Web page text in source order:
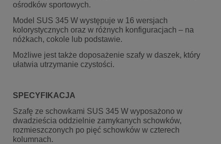
ośrodków sportowych.
Model SUS 345 W występuje w 16 wersjach
kolorystycznych oraz w różnych konfiguracjach – na
nóżkach, cokole lub podstawie.
Możliwe jest także doposażenie szafy w daszek, który
ułatwia utrzymanie czystości.
SPECYFIKACJA
Szafę ze schowkami SUS 345 W wyposażono w
dwadzieścia oddzielnie zamykanych schowków,
rozmieszczonych po pięć schowków w czterech
kolumnach.